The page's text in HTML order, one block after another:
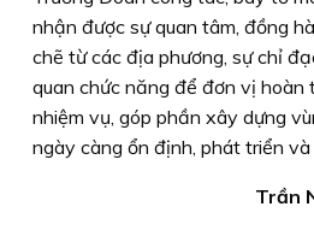
nhận được sự quan tâm, đồng
chẽ từ các địa phương, sự chỉ
quan chức năng để đơn vị hoàn
nhiệm vụ, góp phần xây dựng
ngày càng ổn định, phát triển
Trần